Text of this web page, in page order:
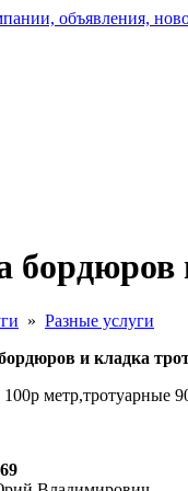
объявления,
» Разные услуги
и кладка
метр,тротуарные